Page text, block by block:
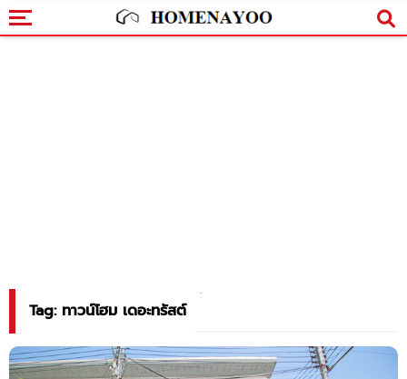
Tag: ทาวน์โฮม เดอะทรัสต์